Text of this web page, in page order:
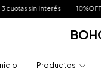
cuotas sin interés 10%OFF
Inicio Productos